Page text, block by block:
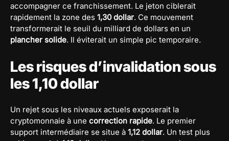
accompagner ce franchissement. Le jeton ciblerait
rapidement la zone des 1,30 dollar. Ce mouvement
transformerait le seuil du milliard de dollars en un
plancher solide. Il éviterait un simple pic temporaire.
Les risques d’invalidation sous
les 1,10 dollar
Un rejet sous les niveaux actuels exposerait la
cryptomonnaie à une correction rapide. Le premier
support intermédiaire se situe à 1,12 dollar. Un test plus